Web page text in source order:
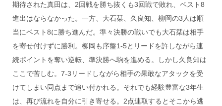
期待された真田は、2回戦を勝ち抜くも3回戦で敗れ、ベスト8
進出はならなかった。一方、大石栞、久良知、柳岡の3人は順
当にベスト8に勝ち進んだ。準々決勝の戦いでも大石栞は相手
を寄せ付けずに勝利。柳岡も序盤1-5とリードを許しながら連
続ポイントを奪い逆転、準決勝へ駒を進める。しかし久良知は
ここで苦しむ。7-3リードしながら相手の果敢なアタックを受
けてしまい同点まで追い付かれる。それでも経験豊富な3年生
は、再び流れを自分に引き寄せる。2点連取するとそこから逃